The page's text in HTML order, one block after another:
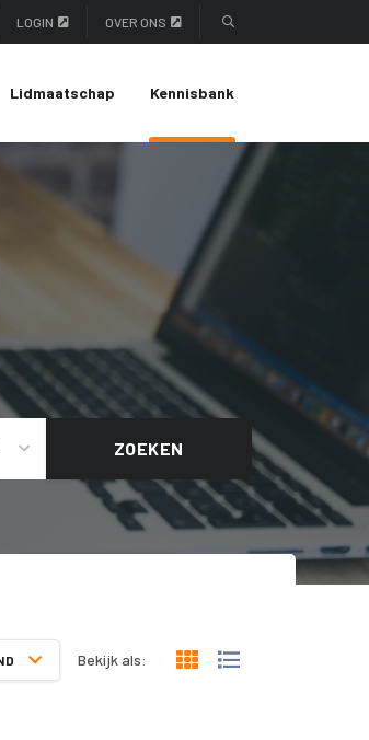
LOGIN OVER ONS
Lidmaatschap Kennisbank
ZOEKEN
Bekijk als: